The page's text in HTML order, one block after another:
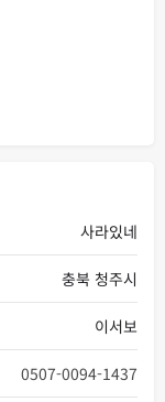
사라있네
충북 청주시
이서보
0507-0094-1437